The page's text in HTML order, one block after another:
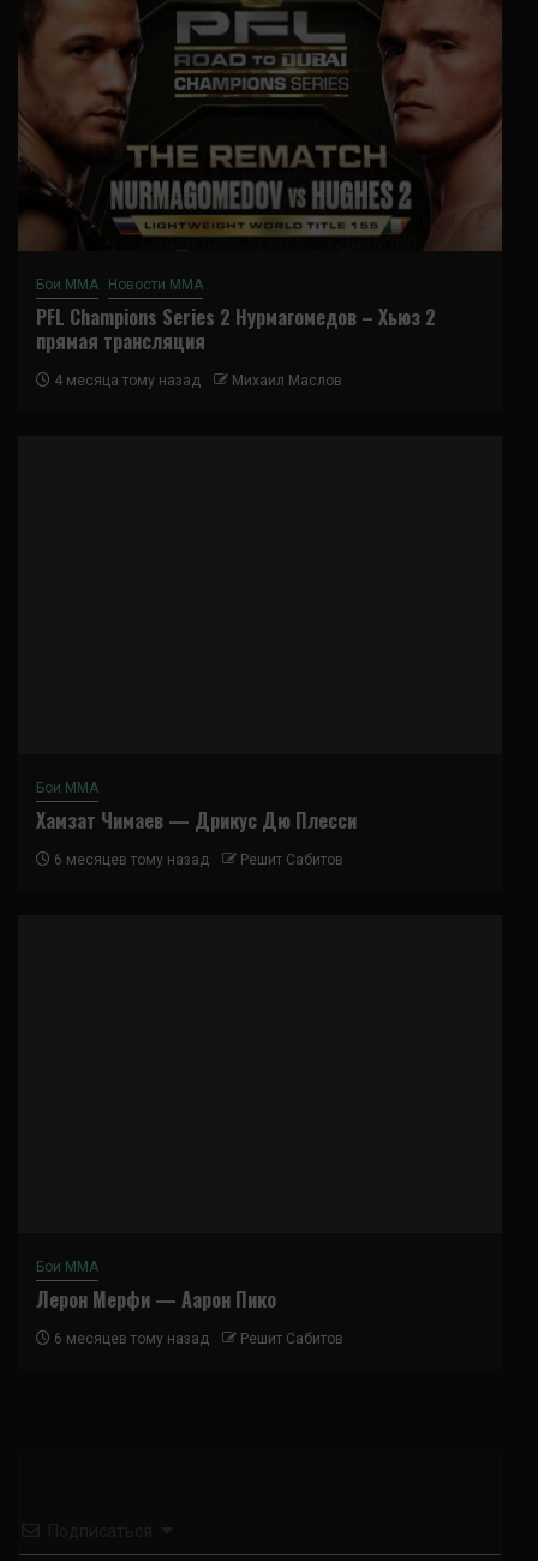
Бои ММА Новости ММА
PFL Champions Series 2 Нурмагомедов – Хьюз 2
прямая трансляция
4 месяца тому назад Михаил Маслов
Бои ММА
Хамзат Чимаев — Дрикус Дю Плесси
6 месяцев тому назад Решит Сабитов
Бои ММА
Лерон Мерфи — Аарон Пико
6 месяцев тому назад Решит Сабитов